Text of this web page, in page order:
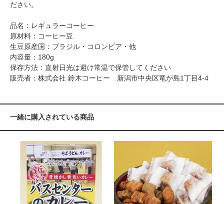
ださい。
品名：レギュラーコーヒー
原材料：コーヒー豆
生豆原産国：ブラジル・コロンビア・他
内容量：180g
保存方法：直射日光は避け常温で保管してください
販売者：株式会社 鈴木コーヒー 新潟市中央区竜が島1丁目4-4
一緒に購入されている商品